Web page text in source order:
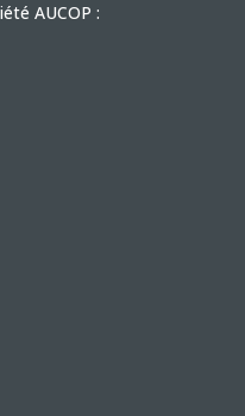
AUCOP :